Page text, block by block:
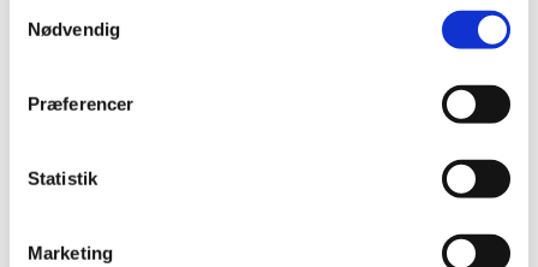
Nødvendig
Præferencer
Statistik
Marketing